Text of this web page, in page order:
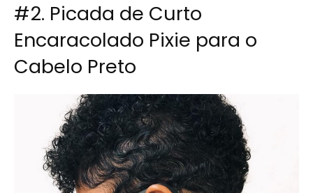
#2. Picada de Curto
Encaracolado Pixie para o
Cabelo Preto